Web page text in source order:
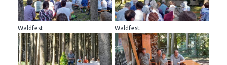
Waldfest Waldfest